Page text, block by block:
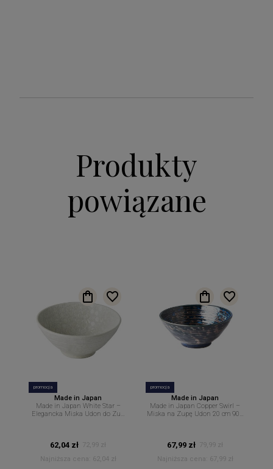
Produkty
powiązane
promocja
Made in Japan
Made in Japan White Star –
Elegancka Miska Udon do Zup
62,04 zł
72,99 zł
Najniższa cena:
62,04 zł
promocja
Made in Japan
Made in Japan Copper Swirl –
Miska na Zupę Udon 20 cm 900
67,99 zł
79,99 zł
Najniższa cena:
67,99 zł